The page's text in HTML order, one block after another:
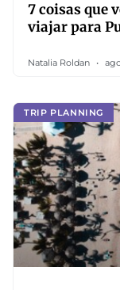
7 coisas que
viajar para
Natalia Roldan
TRIP PLANNING